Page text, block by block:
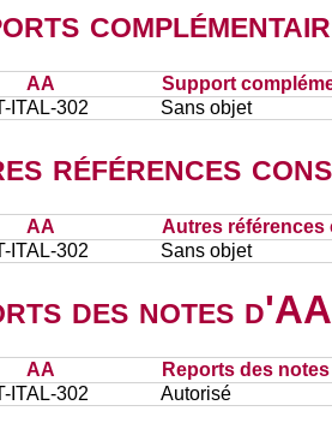
AA
Support
ITAL-302
Sans objet
références
AA
Autres références
ITAL-302
Sans objet
des notes
AA
Reports des
ITAL-302
Autorisé